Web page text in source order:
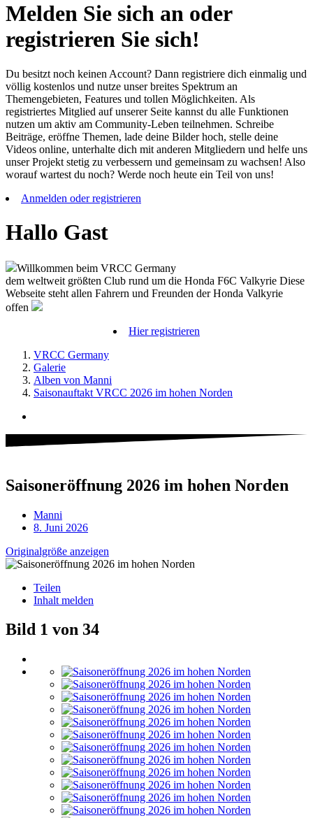
Melden Sie sich an oder
registrieren Sie sich!
Du besitzt noch keinen Account? Dann registriere dich einmalig und
völlig kostenlos und nutze unser breites Spektrum an
Themengebieten, Features und tollen Möglichkeiten. Als
registriertes Mitglied auf unserer Seite kannst du alle Funktionen
nutzen um aktiv am Community-Leben teilnehmen. Schreibe
Beiträge, eröffne Themen, lade deine Bilder hoch, stelle deine
Videos online, unterhalte dich mit anderen Mitgliedern und helfe uns
unser Projekt stetig zu verbessern und gemeinsam zu wachsen! Also
worauf wartest du noch? Werde noch heute ein Teil von uns!
Anmelden oder registrieren
Hallo Gast
Willkommen beim VRCC Germany
dem weltweit größten Club rund um die Honda F6C Valkyrie Diese
Webseite steht allen Fahrern und Freunden der Honda Valkyrie
offen
Hier registrieren
VRCC Germany
Galerie
Alben von Manni
Saisonauftakt VRCC 2026 im hohen Norden
Saisoneröffnung 2026 im hohen Norden
Manni
8. Juni 2026
Originalgröße anzeigen
Teilen
Inhalt melden
Bild 1 von 34